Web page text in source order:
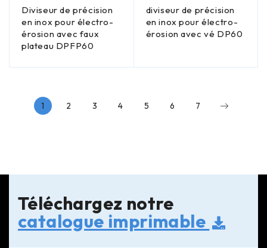
Diviseur de précision
en inox pour électro-
érosion avec faux
plateau DPFP60
diviseur de précision
en inox pour électro-
érosion avec vé DP60
1 2 3 4 5 6 7
Téléchargez notre
catalogue imprimable